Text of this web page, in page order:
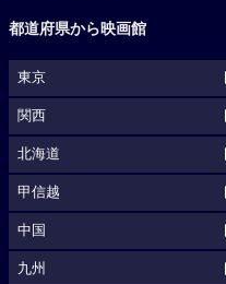
都道府県から映画館
東京
関西
北海道
甲信越
中国
九州